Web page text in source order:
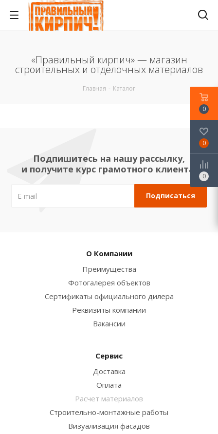
«Правильный кирпич» — магазин
строительных и отделочных материалов
Главная - Каталог
Подпишитесь на нашу рассылку,
и получите курс грамотного клиента!
О Компании
Преимущества
Фотогалерея объектов
Сертификаты официального дилера
Реквизиты компании
Вакансии
Сервис
Доставка
Оплата
Расчет материалов
Строительно-монтажные работы
Визуализация фасадов
0
0
0